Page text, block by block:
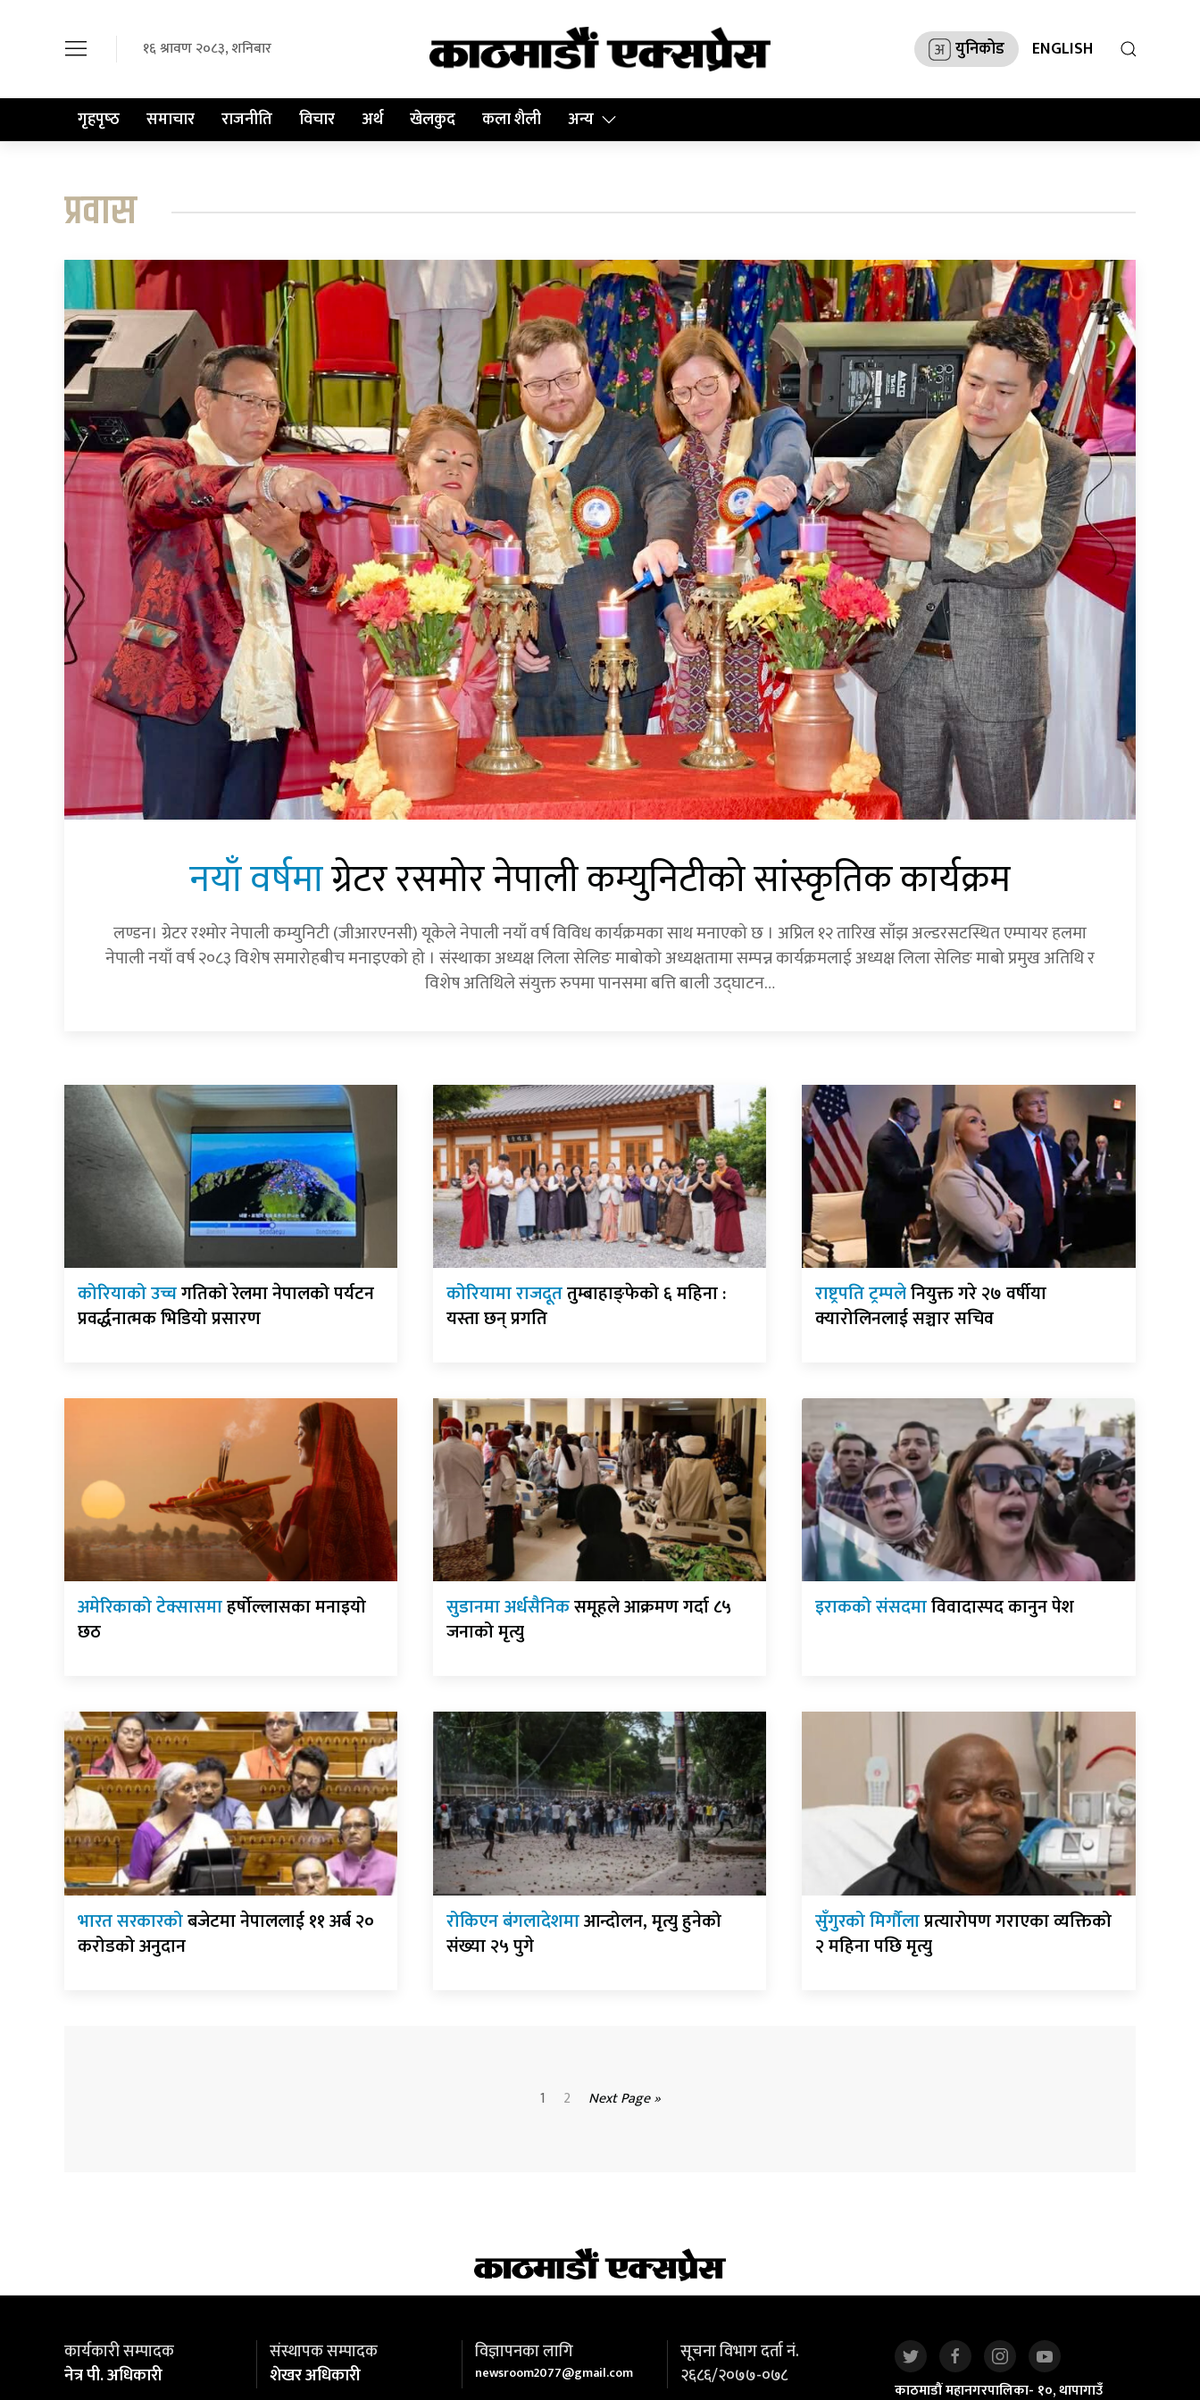
१६ श्रावण २०८३, शनिबार युनिकोड ENGLISH
गृहपृष्‍ठ समाचार राजनीति विचार अर्थ खेलकुद कला शैली अन्य
प्रवास
नयाँ वर्षमाग्रेटर रसमोर नेपाली कम्युनिटीको सांस्कृतिक कार्यक्रम
लण्डन। ग्रेटर रश्मोर नेपाली कम्युनिटी (जीआरएनसी) यूकेले नेपाली नयाँ वर्ष विविध कार्यक्रमका साथ मनाएको छ । अप्रिल १२ तारिख साँझ अल्डरसटस्थित एम्पायर हलमा
नेपाली नयाँ वर्ष २०८३ विशेष समारोहबीच मनाइएको हो । संस्थाका अध्यक्ष लिला सेलिङ माबोको अध्यक्षतामा सम्पन्न कार्यक्रमलाई अध्यक्ष लिला सेलिङ माबो प्रमुख अतिथि र
विशेष अतिथिले संयुक्त रुपमा पानसमा बत्ति बाली उद्घाटन…
कोरियाको उच्चगतिको रेलमा नेपालको पर्यटन
प्रवर्द्धनात्मक भिडियो प्रसारण
कोरियामा राजदूततुम्बाहाङ्फेको ६ महिना :
यस्ता छन् प्रगति
राष्ट्रपति ट्रम्पलेनियुक्त गरे २७ वर्षीया
क्यारोलिनलाई सञ्चार सचिव
अमेरिकाको टेक्सासमाहर्षोल्लासका मनाइयो
छठ
सुडानमा अर्धसैनिकसमूहले आक्रमण गर्दा ८५
जनाको मृत्यु
इराकको संसदमाविवादास्पद कानुन पेश
भारत सरकारकोबजेटमा नेपाललाई ११ अर्ब २०
करोडको अनुदान
रोकिएन बंगलादेशमाआन्दोलन, मृत्यु हुनेको
संख्या २५ पुगे
सुँगुरको मिर्गौलाप्रत्यारोपण गराएका व्यक्तिको
२ महिना पछि मृत्यु
1 2 Next Page »
कार्यकारी सम्पादक
नेत्र पी. अधिकारी
संस्थापक सम्पादक
शेखर अधिकारी
विज्ञापनका लागि
newsroom2077@gmail.com
सूचना विभाग दर्ता नं.
२६८६/२०७७-०७८
काठमाडौं महानगरपालिका- १०, थापागाउँ